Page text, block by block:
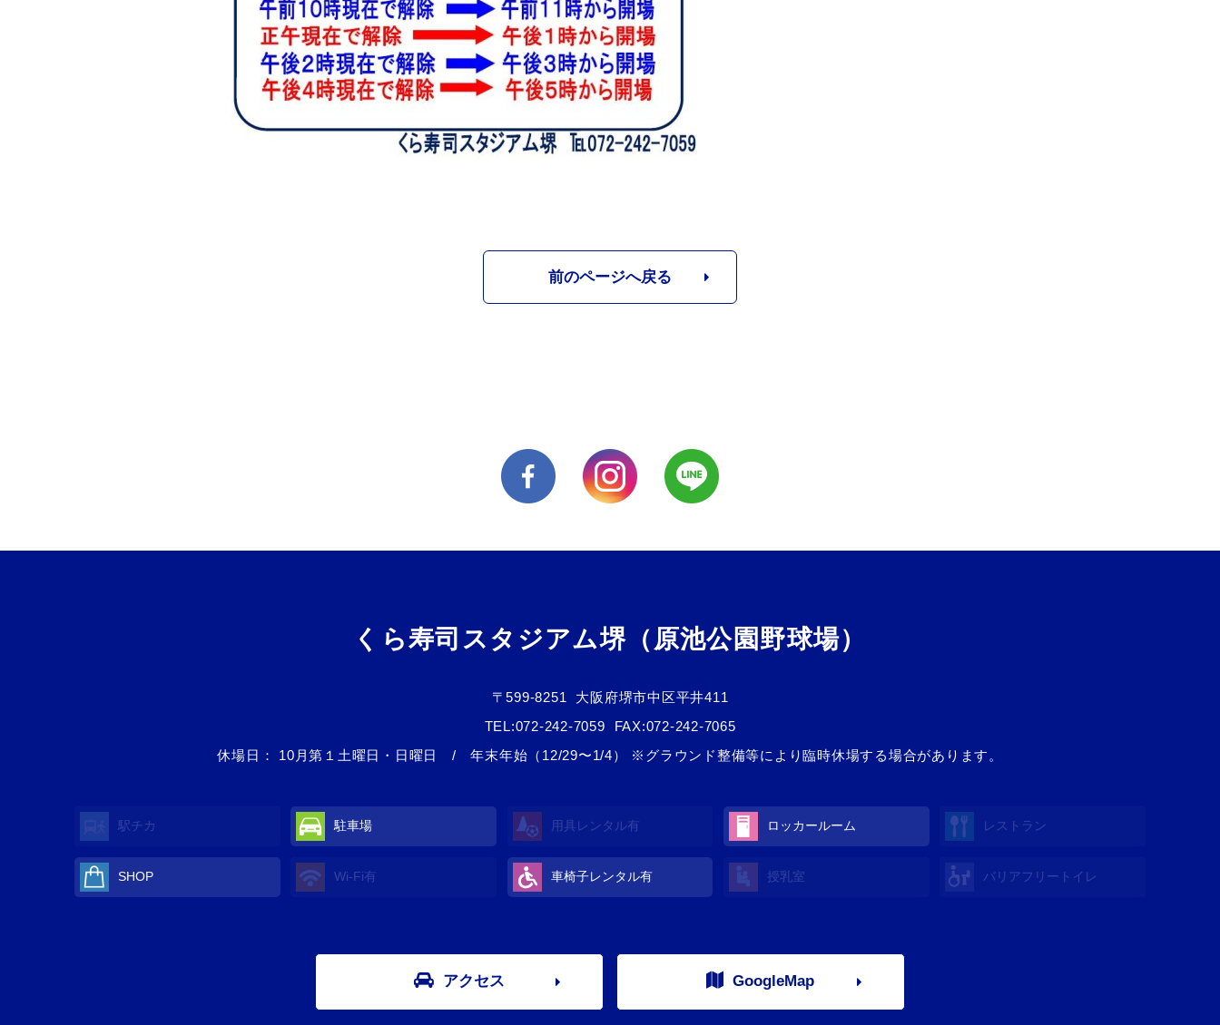
前のページへ戻る
くら寿司スタジアム堺（原池公園野球場）
〒599-8251
大阪府堺市中区平井411
TEL:072-242-7059
FAX:072-242-7065
休場日： 10⽉第１⼟曜日・日曜日 / 年末年始（12/29〜1/4） ※グラウンド整備等により臨時休場する場合があります。
駅チカ 駐車場 用具レンタル有 ロッカールーム レストラン
SHOP Wi-Fi有 車椅子レンタル有 授乳室 バリアフリートイレ
アクセス GoogleMap